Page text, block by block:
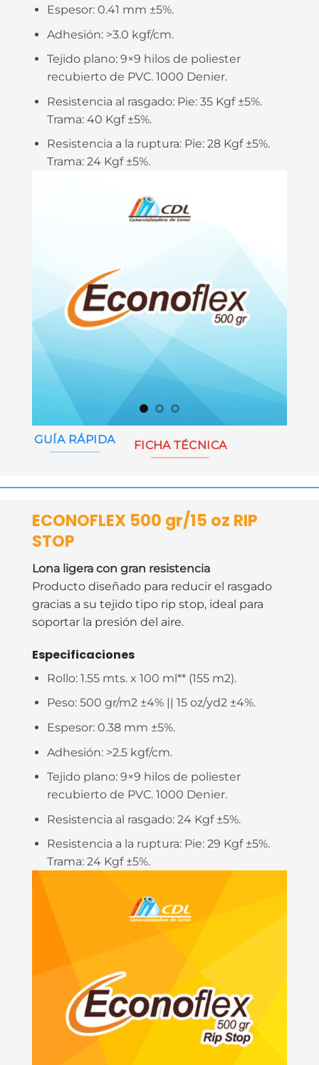
Espesor:0.41 mm ±5%.
Adhesión: >3.0 kgf/cm.
Tejido plano: 9×9 hilos de poliester
recubierto de PVC. 1000 Denier.
Resistencia al rasgado: Pie: 35 Kgf ±5%.
Trama: 40 Kgf ±5%.
Resistencia a la ruptura: Pie: 28 Kgf ±5%.
Trama: 24 Kgf ±5%.
GUÍA RÁPIDA FICHA TÉCNICA
ECONOFLEX 500 gr/15 oz RIP
STOP
Lona ligera con gran resistencia
Producto diseñado para reducir el rasgado
gracias a su tejido tipo rip stop, ideal para
soportar la presión del aire.
Especificaciones
Rollo: 1.55 mts. x 100 ml** (155 m2).
Peso: 500 gr/m2 ±4% || 15 oz/yd2 ±4%.
Espesor:0.38 mm ±5%.
Adhesión: >2.5 kgf/cm.
Tejido plano: 9×9 hilos de poliester
recubierto de PVC. 1000 Denier.
Resistencia al rasgado: 24 Kgf ±5%.
Resistencia a la ruptura: Pie: 29 Kgf ±5%.
Trama: 24 Kgf ±5%.